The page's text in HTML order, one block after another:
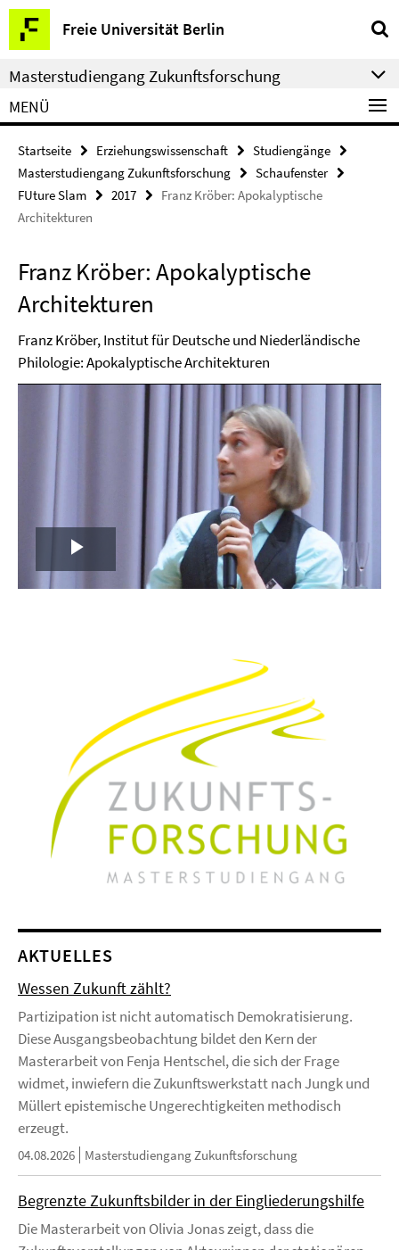
Springe
direkt
zu
Inhalt
Freie Universität Berlin
Service-
Navigation
Masterstudiengang Zukunftsforschung
MENÜ
Startseite Erziehungswissenschaft
Studiengänge
Masterstudiengang Zukunftsforschung
Schaufenster
FUture Slam
2017
Franz Kröber: Apokalyptische
Architekturen
Franz Kröber: Apokalyptische
Architekturen
Franz Kröber, Institut für Deutsche und Niederländische
Philologie: Apokalyptische Architekturen
Play
AKTUELLES
Wessen Zukunft zählt?
Partizipation ist nicht automatisch Demokratisierung.
Diese Ausgangsbeobachtung bildet den Kern der
Masterarbeit von Fenja Hentschel, die sich der Frage
widmet, inwiefern die Zukunftswerkstatt nach Jungk und
Müllert epistemische Ungerechtigkeiten methodisch
erzeugt.
04.08.2026 Masterstudiengang Zukunftsforschung
Begrenzte Zukunftsbilder in der Eingliederungshilfe
Die Masterarbeit von Olivia Jonas zeigt, dass die